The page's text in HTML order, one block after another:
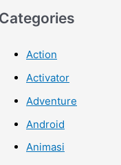
Action
Activator
Adventure
Android
Animasi